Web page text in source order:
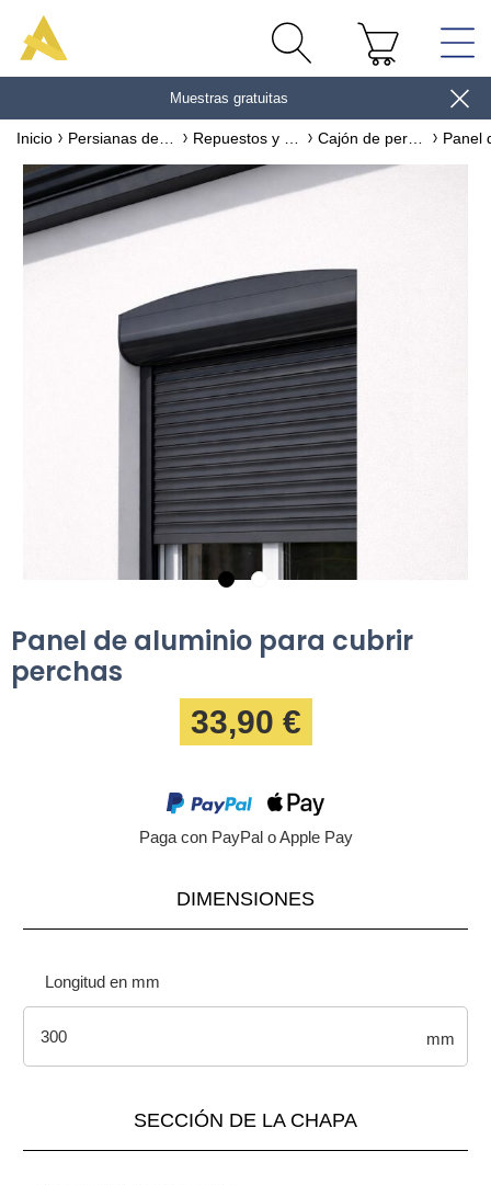
Muestras gratuitas
Inicio
¡Encuentra la foto perfecta para tu
proyecto!
Panel de aluminio para cubrir
perchas
33,90 €
Paga con PayPal o Apple Pay
DIMENSIONES
Longitud en mm
mm
SECCIÓN DE LA CHAPA